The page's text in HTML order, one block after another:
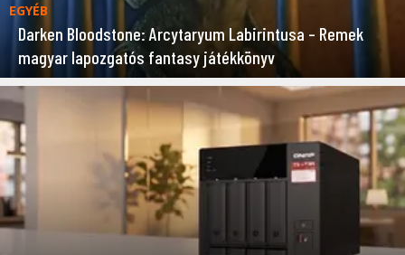
EGYÉB
Darken Bloodstone: Arcytaryum Labirintusa – Remek
magyar lapozgatós fantasy játékkönyv